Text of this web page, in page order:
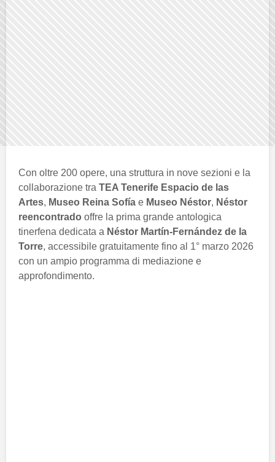
Con oltre 200 opere, una struttura in nove sezioni e la
collaborazione tra TEA Tenerife Espacio de las
Artes, Museo Reina Sofía e Museo Néstor, Néstor
reencontrado offre la prima grande antologica
tinerfena dedicata a Néstor Martín-Fernández de la
Torre, accessibile gratuitamente fino al 1° marzo 2026
con un ampio programma di mediazione e
approfondimento.